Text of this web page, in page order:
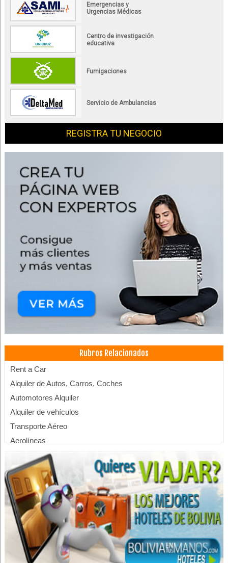
Emergencias y
Urgencias Médicas
Centro de investigación
educativa
Fumigaciones
Servicio de Ambulancias
REGISTRA TU NEGOCIO
Rubros Relacionados
Rent a Car
Alquiler de Autos, Carros, Coches
Automotores Alquiler
Alquiler de vehículos
Transporte Aéreo
Aerolíneas
Líneas Aéreas
Transporte Turístico
Vuelos
Transporte de Pasajeros
Ascensores
Ascensores mecánicos
Mantenimiento de Ascensores
Botoneras y accesorios